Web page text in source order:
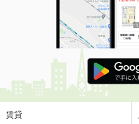
賃貸